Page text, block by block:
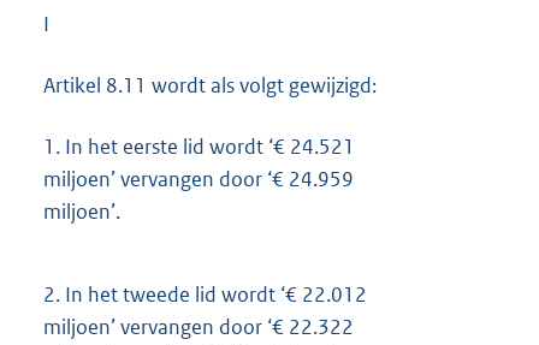
I
Artikel 8.11 wordt als volgt gewijzigd:
1. In het eerste lid wordt ‘€ 24.521
miljoen’ vervangen door ‘€ 24.959
miljoen’.
2. In het tweede lid wordt ‘€ 22.012
miljoen’ vervangen door ‘€ 22.322